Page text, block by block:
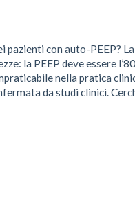
pazienti con auto-PEEP?
la PEEP deve essere
nella pratica
da studi clinici.